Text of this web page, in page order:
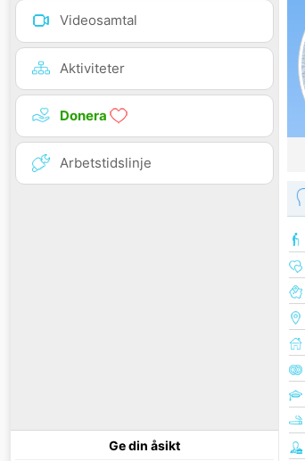
Videosamtal
Aktiviteter
Donera
Arbetstidslinje
Ge din åsikt